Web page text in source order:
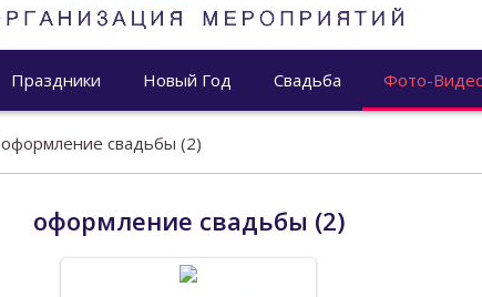
Праздники Новый Год Свадьба Фото-
оформление свадьбы (2)
оформление свадьбы (2)